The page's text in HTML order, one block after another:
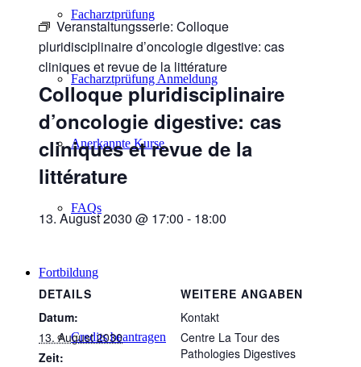
Facharztprüfung
Facharztprüfung Anmeldung
Anerkannte Kurse
FAQs
Fortbildung
Credits beantragen
Veranstaltungsserie: Colloque
pluridisciplinaire d’oncologie digestive: cas
cliniques et revue de la littérature
Colloque pluridisciplinaire
d’oncologie digestive: cas
cliniques et revue de la
littérature
13. August 2030 @ 17:00 - 18:00
DETAILS
Datum:
13. August 2030
Zeit:
WEITERE ANGABEN
Kontakt
Centre La Tour des
Pathologies Digestives